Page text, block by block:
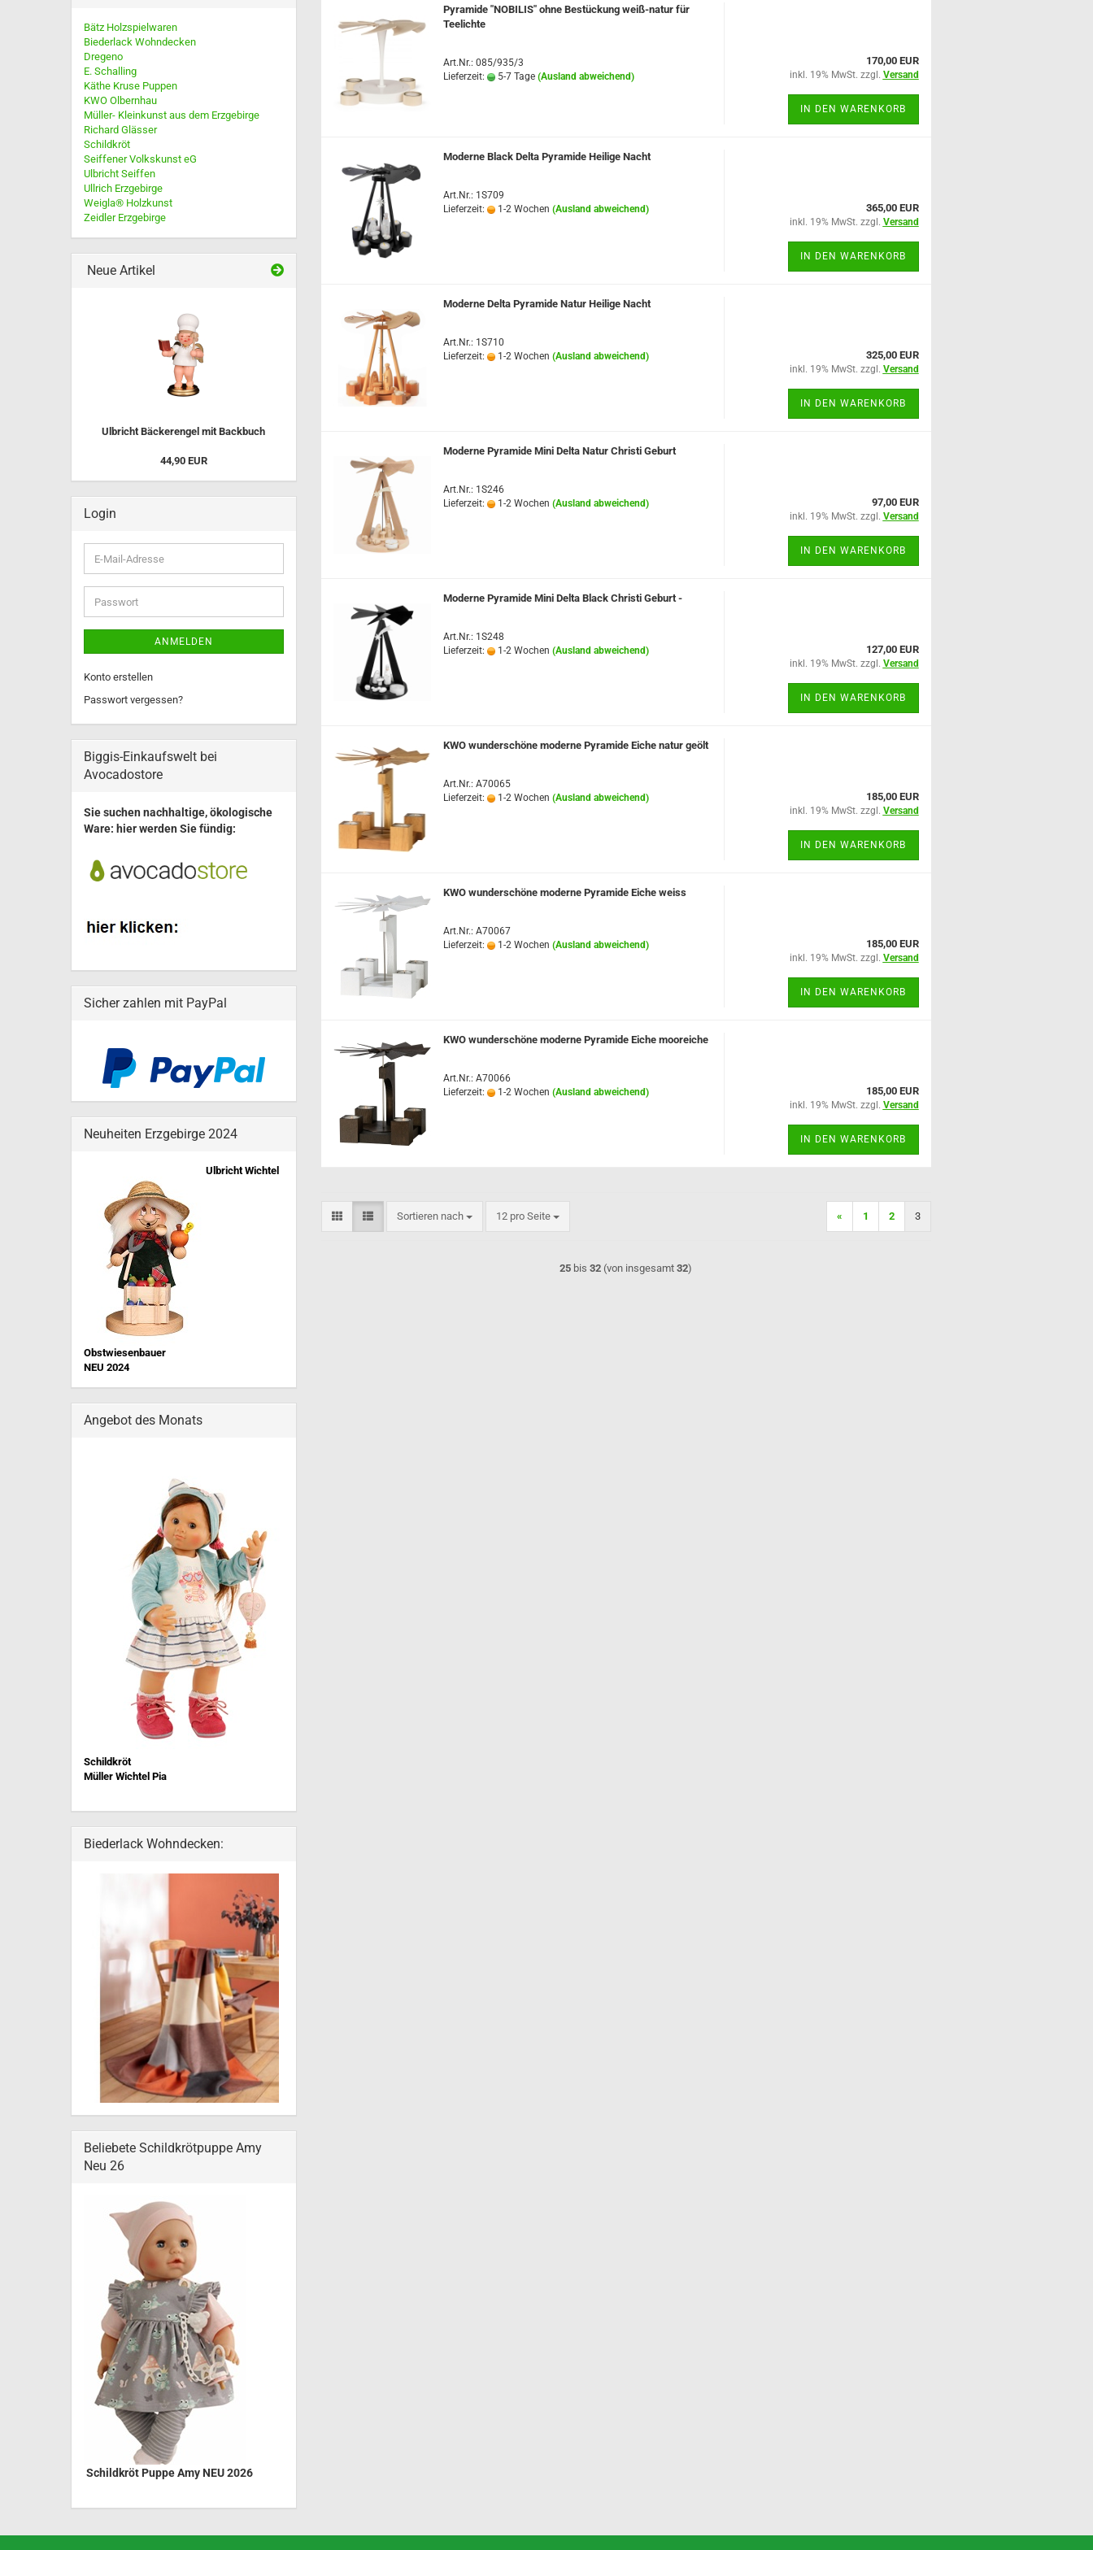
Spieldosen
Knollennase
Müllerchen
Räuchermännchen
Nussknacker
Nusknacker Ulbricht Seiffen
Räuchermännchen sitzend bis 25
Räuchermännchen sitzend bis 40
Räuchermännchen stehend 18 cm
Nussknacker
Schwibbogen LED-Beleuchtung
Räucheröfen + Pilze
Pyramide - modern
Pyramide 3-stöckig
Motivleuchten
Wagner Schneemann Musikanten
Bergmann
SET: Engel + Bergmann
Ulbricht Seiffen
KWO Olbernhau
Erzgebirge
Weigla® Holzkunst
Lubojanski
Drechslerei Wagner
Seiffener Volkskunst eG
Dregeno
Richard Glässer
Pyramide "NOBILIS" ohne Bestückung weiß-natur für
Teelichte
Art.Nr.: 085/935/3
Lieferzeit:
5-7 Tage (Ausland abweichend)
170,00 EUR
inkl. 19% MwSt. zzgl. Versand
IN DEN WARENKORB
Moderne Black Delta Pyramide Heilige Nacht
Art.Nr.: 1S709
Lieferzeit:
1-2 Wochen (Ausland abweichend) 365,00 EUR
inkl. 19% MwSt. zzgl. Versand
IN DEN WARENKORB
Moderne Delta Pyramide Natur Heilige Nacht
Art.Nr.: 1S710
Lieferzeit:
1-2 Wochen (Ausland abweichend) 325,00 EUR
inkl. 19% MwSt. zzgl. Versand
IN DEN WARENKORB
Moderne Pyramide Mini Delta Natur Christi Geburt
Art.Nr.: 1S246
Lieferzeit:
1-2 Wochen (Ausland abweichend) 97,00 EUR
inkl. 19% MwSt. zzgl. Versand
IN DEN WARENKORB
Moderne Pyramide Mini Delta Black Christi Geburt -
Art.Nr.: 1S248
Lieferzeit:
1-2 Wochen (Ausland abweichend) 127,00 EUR
inkl. 19% MwSt. zzgl. Versand
IN DEN WARENKORB
KWO wunderschöne moderne Pyramide Eiche natur geölt
Art.Nr.: A70065
Lieferzeit:
1-2 Wochen (Ausland abweichend) 185,00 EUR
inkl. 19% MwSt. zzgl. Versand
IN DEN WARENKORB
KWO wunderschöne moderne Pyramide Eiche weiss
Art.Nr.: A70067
Lieferzeit:
1-2 Wochen (Ausland abweichend) 185,00 EUR
inkl. 19% MwSt. zzgl. Versand
IN DEN WARENKORB
KWO wunderschöne moderne Pyramide Eiche mooreiche
Art.Nr.: A70066
Lieferzeit:
1-2 Wochen (Ausland abweichend) 185,00 EUR
inkl. 19% MwSt. zzgl. Versand
IN DEN WARENKORB
Sortieren nach
Sortieren nach 12 pro Seite
pro Seite « 1 2 3
25 bis 32 (von insgesamt 32)
Bätz Holzspielwaren
Biederlack Wohndecken
Dregeno
E. Schalling
Käthe Kruse Puppen
KWO Olbernhau
Müller- Kleinkunst aus dem Erzgebirge
Richard Glässer
Schildkröt
Seiffener Volkskunst eG
Ulbricht Seiffen
Ullrich Erzgebirge
Weigla® Holzkunst
Zeidler Erzgebirge
Neue Artikel
Ulbricht Bäckerengel mit Backbuch
44,90 EUR
Login
E-
Mail-
Adresse
Passwort
ANMELDEN
Konto erstellen
Passwort vergessen?
Biggis-Einkaufswelt bei
Avocadostore
Sie suchen nachhaltige, ökologische
Ware: hier werden Sie fündig:
Sicher zahlen mit PayPal
Neuheiten Erzgebirge 2024
Ulbricht Wichtel
Obstwiesenbauer
NEU 2024
Angebot des Monats
Schildkröt
Müller Wichtel Pia
Biederlack Wohndecken:
Beliebete Schildkrötpuppe Amy
Neu 26
Schildkröt Puppe Amy NEU 2026